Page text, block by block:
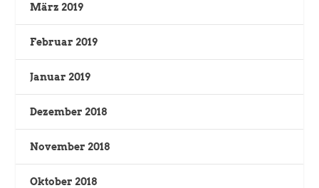
März 2019
Februar 2019
Januar 2019
Dezember 2018
November 2018
Oktober 2018